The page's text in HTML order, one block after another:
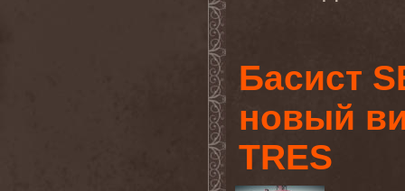
Басист
новый
TRES